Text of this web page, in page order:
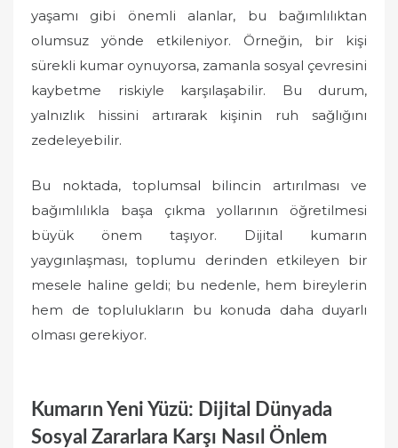
yaşamı gibi önemli alanlar, bu bağımlılıktan
olumsuz yönde etkileniyor. Örneğin, bir kişi
sürekli kumar oynuyorsa, zamanla sosyal çevresini
kaybetme riskiyle karşılaşabilir. Bu durum,
yalnızlık hissini artırarak kişinin ruh sağlığını
zedeleyebilir.
Bu noktada, toplumsal bilincin artırılması ve
bağımlılıkla başa çıkma yollarının öğretilmesi
büyük önem taşıyor. Dijital kumarın
yaygınlaşması, toplumu derinden etkileyen bir
mesele haline geldi; bu nedenle, hem bireylerin
hem de toplulukların bu konuda daha duyarlı
olması gerekiyor.
Kumarın Yeni Yüzü: Dijital Dünyada
Sosyal Zararlara Karşı Nasıl Önlem